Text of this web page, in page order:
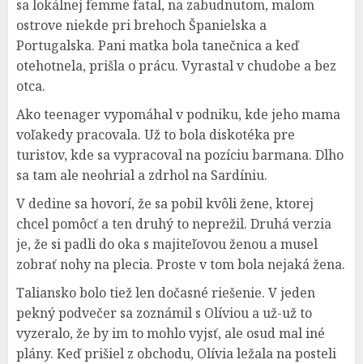
sa lokálnej femme fatal, na zabudnutom, malom
ostrove niekde pri brehoch Španielska a
Portugalska. Pani matka bola tanečnica a keď
otehotnela, prišla o prácu. Vyrastal v chudobe a bez
otca.
Ako teenager vypomáhal v podniku, kde jeho mama
voľakedy pracovala. Už to bola diskotéka pre
turistov, kde sa vypracoval na pozíciu barmana. Dlho
sa tam ale neohrial a zdrhol na Sardíniu.
V dedine sa hovorí, že sa pobil kvôli žene, ktorej
chcel pomôcť a ten druhý to neprežil. Druhá verzia
je, že si padli do oka s majiteľovou ženou a musel
zobrať nohy na plecia. Proste v tom bola nejaká žena.
Taliansko bolo tiež len dočasné riešenie. V jeden
pekný podvečer sa zoznámil s Olíviou a už-už to
vyzeralo, že by im to mohlo vyjsť, ale osud mal iné
plány. Keď prišiel z obchodu, Olívia ležala na posteli